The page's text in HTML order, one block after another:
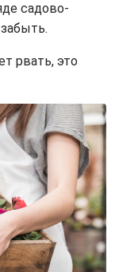
садово-
рвать, это